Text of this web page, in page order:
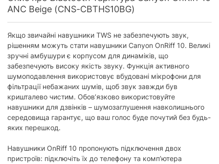
Наявність активного шумозаглушення
Акустичне оформлення: закриті
Тип випромінювача: динамічний
Бездротовий зв'язок
Тип бездротового підключення: Bluetooth
Версія Bluetooth: Bluetooth 5.3
Дротове підключення
3.5 мм (mini-jack):
є
ANC Beige (CNS-CBTHS10BG)
Якщо звичайні навушники TWS не забезпечують звук,
рішенням можуть стати навушники Canyon OnRiff 10. Великі
зручні амбушури є корпусом для динаміків, що
забезпечують високу якість звуку. Функція активного
шумоподавлення використовує вбудовані мікрофони для
фільтрації небажаних шумів, щоб звук завжди був
кришталево чистим. Обов’язково використовуйте
навушники для дзвінків – шумозаглушення навколишнього
середовища гарантує, що ваш голос буде почутий без будь-
яких перешкод.
Навушники OnRiff 10 пропонують підключення двох
пристроїв: підключіть їх до телефону та комп’ютера